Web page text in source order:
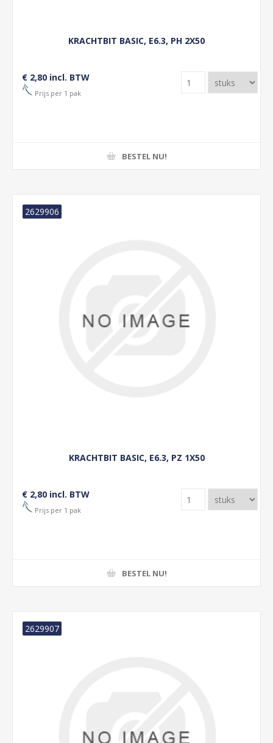
KRACHTBIT BASIC, E6.3, PH 2X50
€ 2,80 incl. BTW
Prijs per 1 pak
BESTEL NU!
KRACHTBIT BASIC, E6.3, PZ 1X50
2629906
€ 2,80 incl. BTW
Prijs per 1 pak
BESTEL NU!
2629907